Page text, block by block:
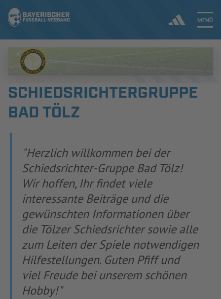
MENÜ
ERGEBNISSE & WETTBEWERBE
SPIELBETRIEB & VERBANDSLEBEN
AUSBILDUNG & FÖRDERUNG
DER VERBAND
INFOTHEK SPIELPLUS
SCHIEDSRICHTERGRUPPE
BAD TÖLZ
Herzlich willkommen bei der
Schiedsrichter-Gruppe Bad Tölz!
Wir hoffen, Ihr findet viele
interessante Beiträge und die
gewünschten Informationen über
die Tölzer Schiedsrichter sowie alle
zum Leiten der Spiele notwendigen
Hilfestellungen. Guten Pfiff und
viel Freude bei unserem schönen
Hobby!